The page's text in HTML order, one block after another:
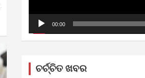
00:00
ଚର୍ଚ୍ଚିତ ଖବର